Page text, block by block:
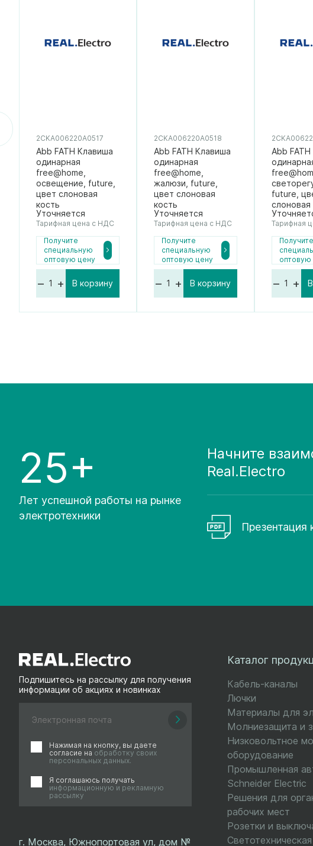
2CKA006220A0517
Abb FATH Клавиша
одинарная
free@home,
освещение, future,
цвет слоновая
кость
Уточняется
Тарифная цена с НДС
Получите
специальную
оптовую цену
– + В корзину
2CKA006220A0518
Abb FATH Клавиша
одинарная
free@home,
жалюзи, future,
цвет слоновая
кость
Уточняется
Тарифная цена с НДС
Получите
специальную
оптовую цену
– + В корзину
Abb
future,
слоновая
Тарифная
Получите
оптовую
– +
25+
Лет успешной работы на рынке
электротехники
Начните
Real.Electro
Презентация
Подпишитесь на рассылку для получения
информации об акциях и новинках
Нажимая на кнопку, вы даете
согласие на обработку своих
персональных данных.
Я соглашаюсь получать
информационную и рекламную
рассылку
г. Москва, Южнопортовая ул, дом №
Каталог
Кабель-каналы
Лючки
Материалы для
Молниезащита и
Низковольтное
оборудование
Промышленная
Schneider Electric
Решения для
рабочих мест
Розетки и